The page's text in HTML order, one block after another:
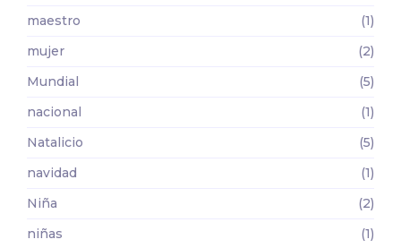
maestro
(1)
mujer
(2)
Mundial
(5)
nacional
(1)
Natalicio
(5)
navidad
(1)
Niña
(2)
niñas
(1)